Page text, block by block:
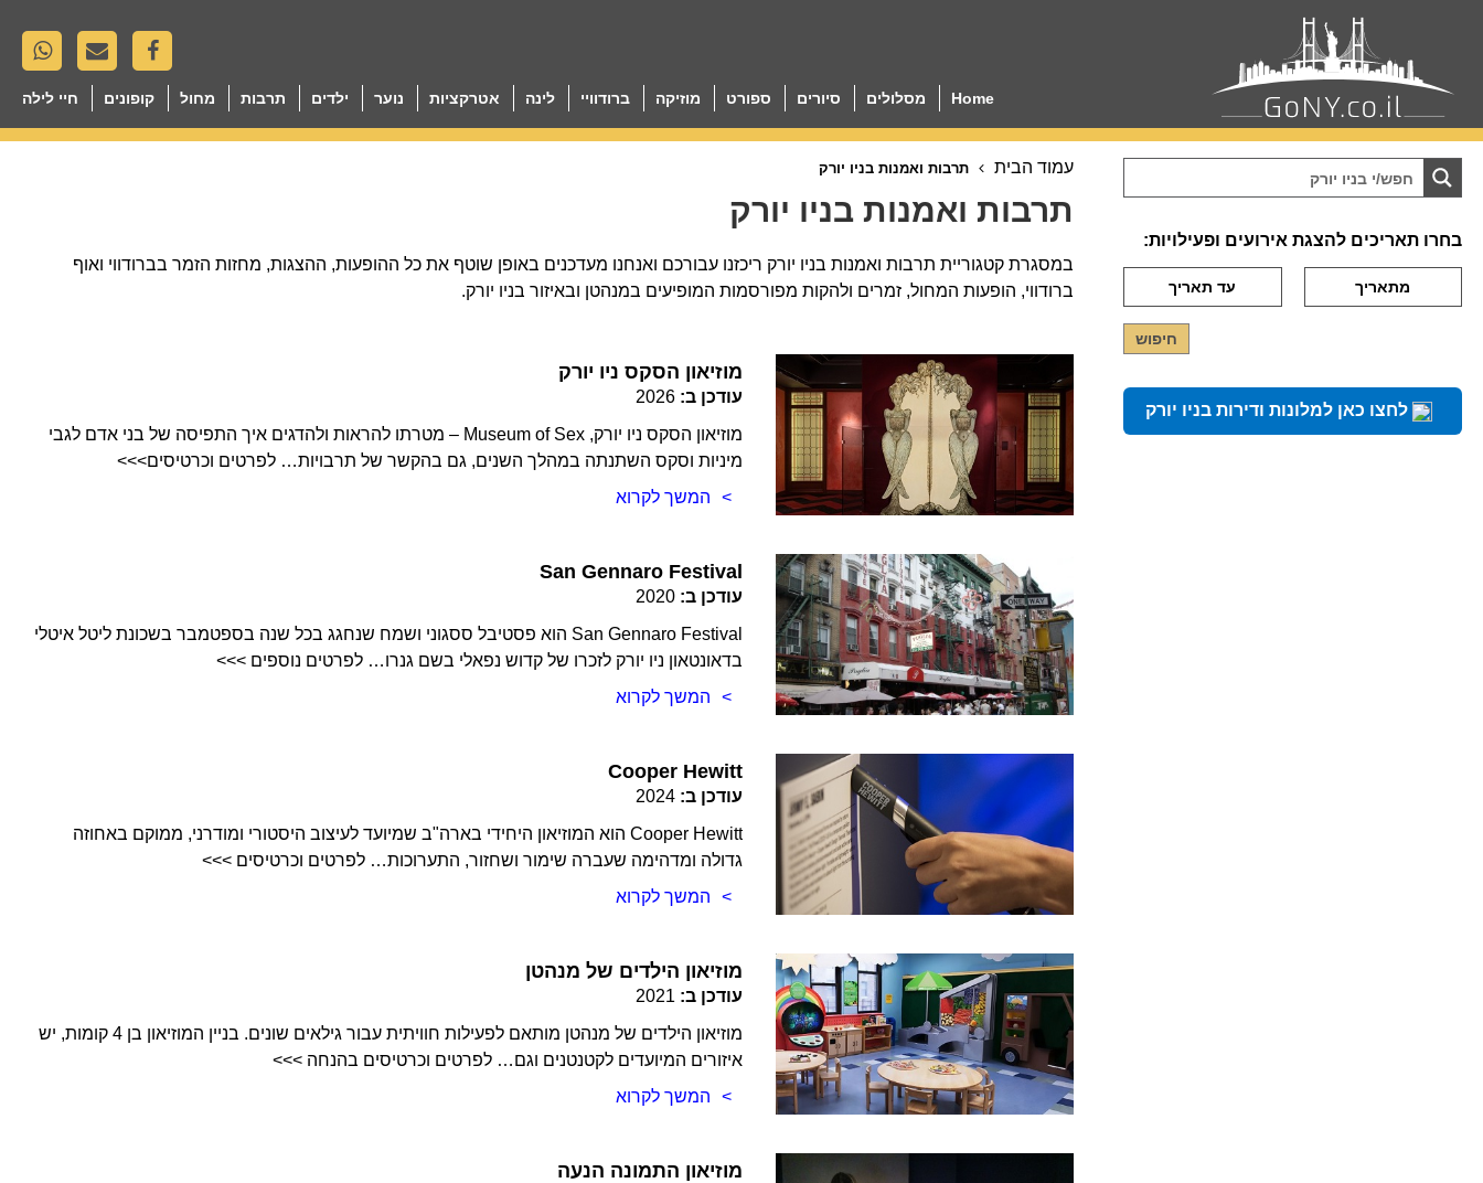
Home מסלולים סיורים ספורט מוזיקה ברודוויי לינה אטרקציות נוער ילדים תרבות מחול קופונים חיי לילה
עמוד הבית תרבות ואמנות בניו יורק
תרבות ואמנות בניו יורק
במסגרת קטגוריית תרבות ואמנות בניו יורק ריכזנו עבורכם ואנחנו מעדכנים באופן שוטף את כל ההופעות, ההצגות, מחזות הזמר בברודווי ואוף
ברודווי, הופעות המחול, זמרים ולהקות מפורסמות המופיעים במנהטן ובאיזור בניו יורק.
מוזיאון הסקס ניו יורק
עודכן ב: 2026
מוזיאון הסקס ניו יורק, Museum of Sex – מטרתו להראות ולהדגים איך התפיסה של בני אדם לגבי
מיניות וסקס השתנתה במהלך השנים, גם בהקשר של תרבויות… לפרטים וכרטיסים>>>
המשך לקרוא
San Gennaro Festival
עודכן ב: 2020
San Gennaro Festival הוא פסטיבל ססגוני ושמח שנחגג בכל שנה בספטמבר בשכונת ליטל איטלי
בדאונטאון ניו יורק לזכרו של קדוש נפאלי בשם גנרו… לפרטים נוספים >>>
המשך לקרוא
Cooper Hewitt
עודכן ב: 2024
Cooper Hewitt הוא המוזיאון היחידי בארה"ב שמיועד לעיצוב היסטורי ומודרני, ממוקם באחוזה
גדולה ומדהימה שעברה שימור ושחזור, התערוכות… לפרטים וכרטיסים >>>
המשך לקרוא
מוזיאון הילדים של מנהטן
עודכן ב: 2021
מוזיאון הילדים של מנהטן מותאם לפעילות חוויתית עבור גילאים שונים. בניין המוזיאון בן 4 קומות, יש
איזורים המיועדים לקטנטנים וגם… לפרטים וכרטיסים בהנחה >>>
המשך לקרוא
מוזיאון התמונה הנעה
בחרו תאריכים להצגת אירועים ופעילויות:
לחצו כאן למלונות ודירות בניו יורק